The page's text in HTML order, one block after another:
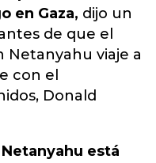
en Gaza, dijo un
de que el
viaje a
con el
Donald
está